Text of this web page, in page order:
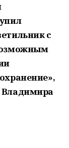
с
Владимира